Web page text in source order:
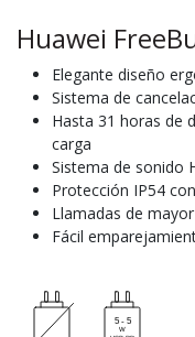
Huawei
Elegante diseño
Sistema de
Hasta 31 horas de
carga
Sistema de sonido
Protección IP54
Llamadas de
Fácil